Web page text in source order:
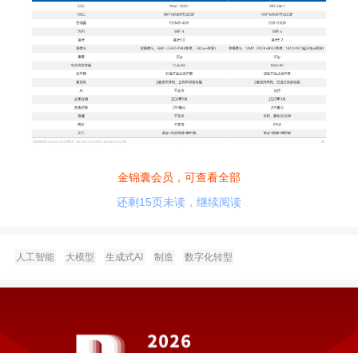
金锦囊会员，可查看全部
还剩15页未读，继续阅读
人工智能 大模型 生成式AI 制造 数字化转型